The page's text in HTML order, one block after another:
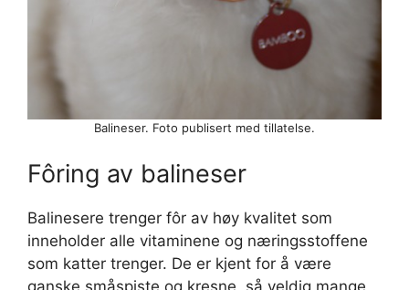
Balineser. Foto publisert med tillatelse.
Fôring av balineser
Balinesere trenger fôr av høy kvalitet som
inneholder alle vitaminene og næringsstoffene
som katter trenger. De er kjent for å være
ganske småspiste og kresne, så veldig mange